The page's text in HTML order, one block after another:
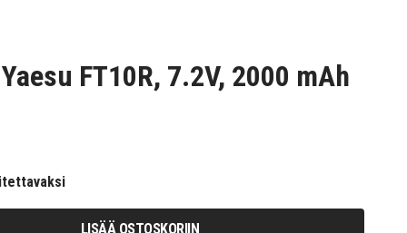
FT10R, 7.2V, 2000 mAh
LISÄÄ OSTOSKORIIN